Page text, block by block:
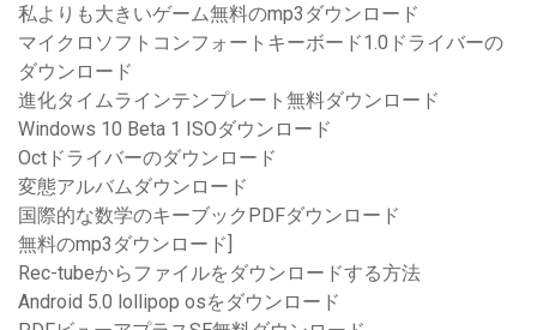
私よりも大きいゲーム無料のmp3ダウンロード
マイクロソフトコンフォートキーボード1.0ドライバーの
ダウンロード
進化タイムラインテンプレート無料ダウンロード
Windows 10 Beta 1 ISOダウンロード
Octドライバーのダウンロード
変態アルバムダウンロード
国際的な数学のキーブックPDFダウンロード
無料のmp3ダウンロード]
Rec-tubeからファイルをダウンロードする方法
Android 5.0 lollipop osをダウンロード